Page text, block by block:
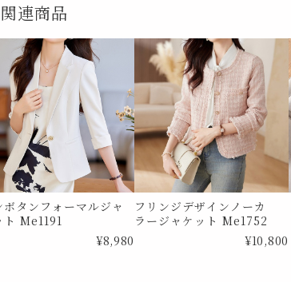
関連商品
ボタンフォーマルジャ
ト Me1191
¥8,980
フリンジデザインノーカ
ラージャケット Me1752
¥10,800